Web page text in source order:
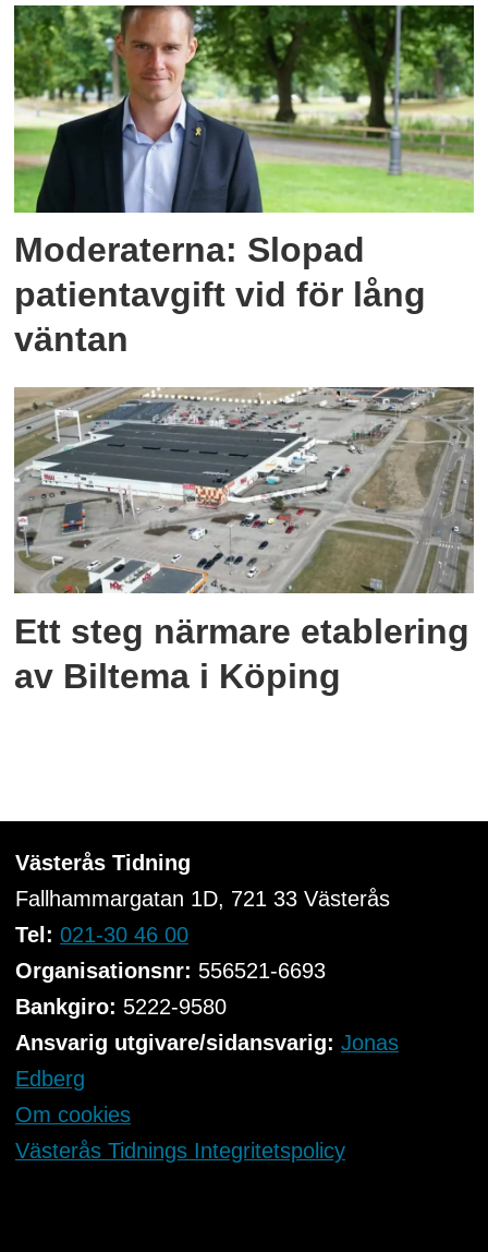
Moderaterna: Slopad
patientavgift vid för lång
väntan
Ett steg närmare etablering
av Biltema i Köping
Västerås Tidning
Fallhammargatan 1D, 721 33Västerås
Tel: 021-30 46 00
Organisationsnr: 556521-6693
Bankgiro: 5222-9580
Ansvarig utgivare/sidansvarig: Jonas
Edberg
Om cookies
Västerås Tidnings Integritetspolicy